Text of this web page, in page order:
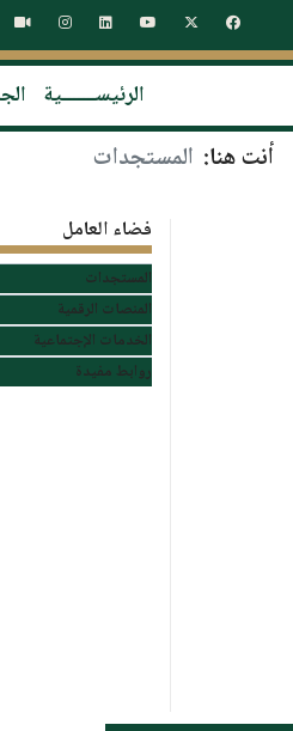
الرئيســـــــية
أنت هنا: المستجدات
فضاء العامل
المستجدات
المنصات الرقمية
الخدمات الإجتماعية
روابط مفيدة